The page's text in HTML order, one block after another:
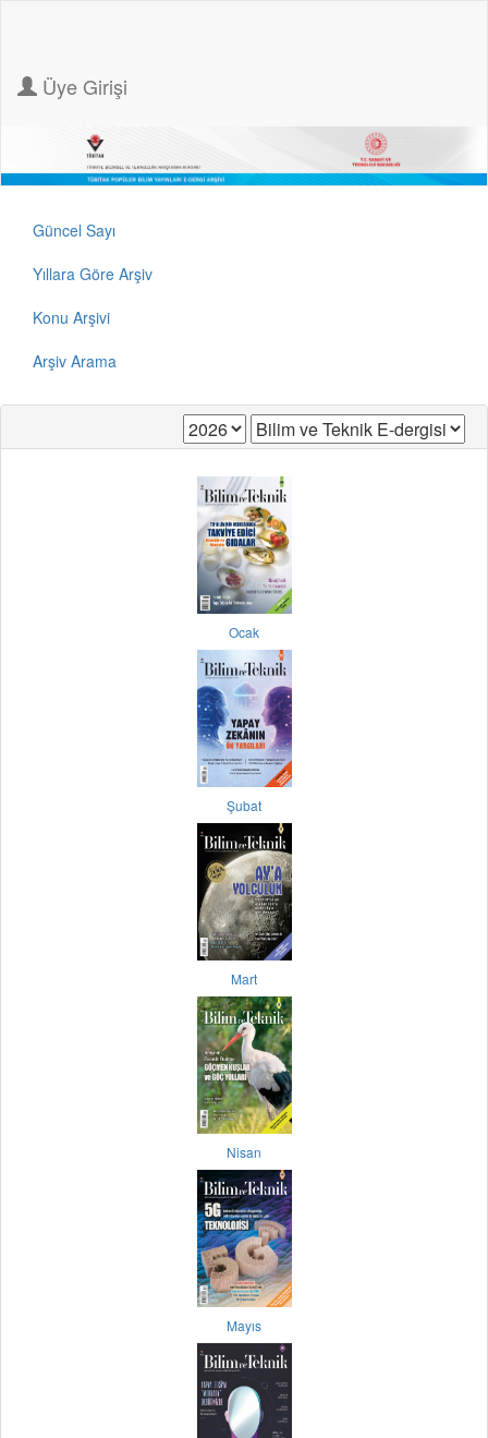
Üye Girişi
Güncel Sayı
Yıllara Göre Arşiv
Konu Arşivi
Arşiv Arama
Ocak
Şubat
Mart
Nisan
Mayıs